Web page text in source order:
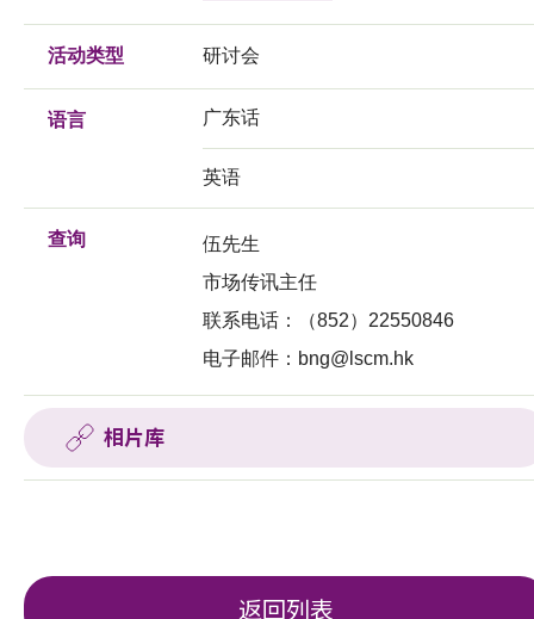
活动类型 研讨会
语言 广东话
英语
查询
伍先生
市场传讯主任
联系电话：（852）22550846
电子邮件： bng@lscm.hk
相片库
返回列表